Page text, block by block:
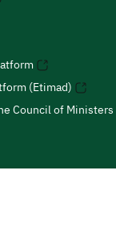
(Etimad)
Council of Ministers